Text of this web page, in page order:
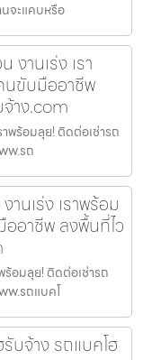
จะแคบหรือ
งานเร่ง เรา
นขับมืออาชีพ
าง.com
าพร้อมลุย! ติดต่อเช่ารถ
รถ
นเร่ง เราพร้อม
อาชีพ ลงพื้นที่ไว
ร้อมลุย! ติดต่อเช่ารถ
รถแบคโ
บจ้าง รถแบคโฮ